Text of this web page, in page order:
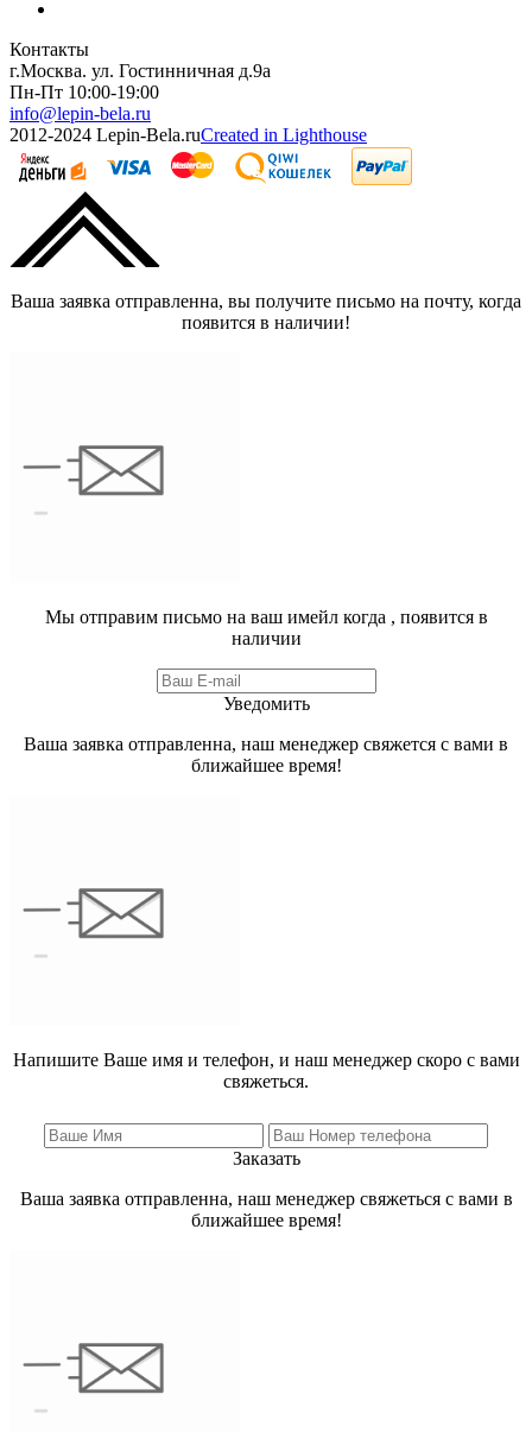
Контакты
г.Москва. ул. Гостинничная д.9а
Пн-Пт 10:00-19:00
info@lepin-bela.ru
2012-2024 Lepin-Bela.ruCreated in Lighthouse
Ваша заявка отправленна, вы получите письмо на почту, когда
появится в наличии!
Мы отправим письмо на ваш имейл когда , появится в
наличии
Уведомить
Ваша заявка отправленна, наш менеджер свяжется с вами в
ближайшее время!
Напишите Ваше имя и телефон, и наш менеджер скоро с вами
свяжеться.
Заказать
Ваша заявка отправленна, наш менеджер свяжеться с вами в
ближайшее время!